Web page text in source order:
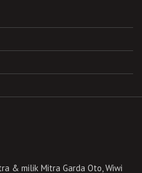
& milik Mitra Garda Oto, Wiwi